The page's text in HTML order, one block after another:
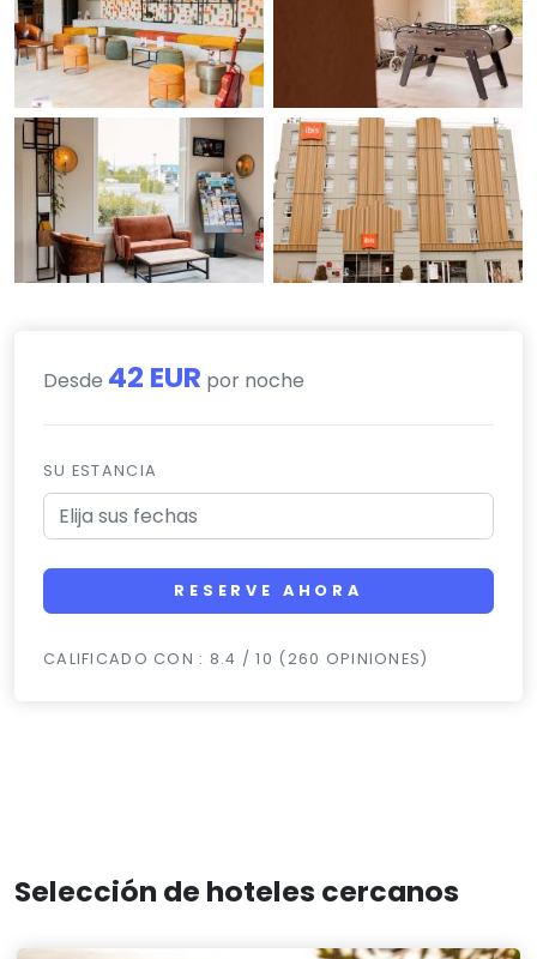
Desde 42 EUR por noche
SU ESTANCIA
RESERVE AHORA
CALIFICADO CON : 8.4 / 10 (260 OPINIONES)
Selección de hoteles cercanos